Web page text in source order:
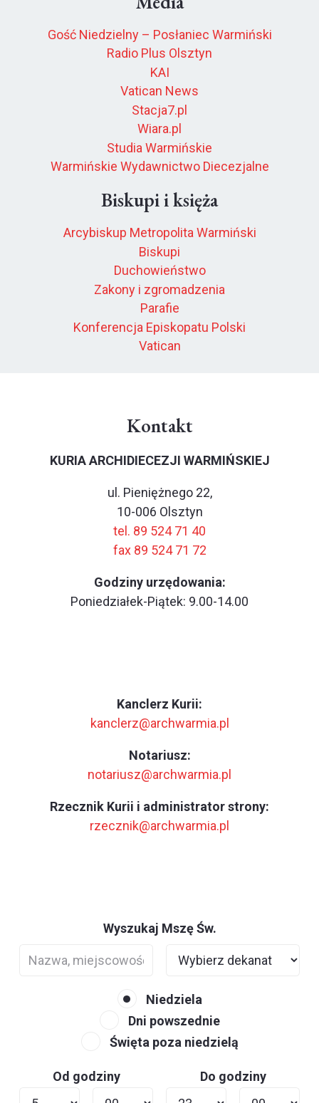
Gość Niedzielny – Posłaniec Warmiński
Radio Plus Olsztyn
KAI
Vatican News
Stacja7.pl
Wiara.pl
Studia Warmińskie
Warmińskie Wydawnictwo Diecezjalne
Biskupi i księża
Arcybiskup Metropolita Warmiński
Biskupi
Duchowieństwo
Zakony i zgromadzenia
Parafie
Konferencja Episkopatu Polski
Vatican
Kontakt
KURIA ARCHIDIECEZJI WARMIŃSKIEJ
ul. Pieniężnego 22,
10-006 Olsztyn
tel. 89 524 71 40
fax 89 524 71 72
Godziny urzędowania:
Poniedziałek-Piątek: 9.00-14.00
Kanclerz Kurii:
kanclerz@archwarmia.pl
Notariusz:
notariusz@archwarmia.pl
Rzecznik Kurii i administrator strony:
rzecznik@archwarmia.pl
Wyszukaj Mszę Św.
Niedziela
Dni powszednie
Święta poza niedzielą
Od godziny Do godziny